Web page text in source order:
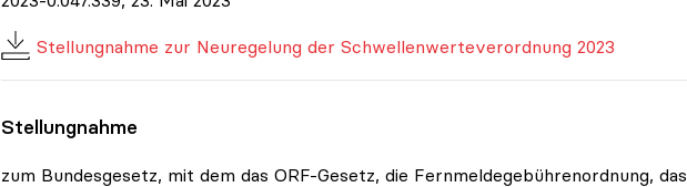
Stellungnahme zur Neuregelung der Schwellenwerteverordnung 2023
Stellungnahme
zum Bundesgesetz, mit dem das ORF-Gesetz, die Fernmeldegebührenordnung, das